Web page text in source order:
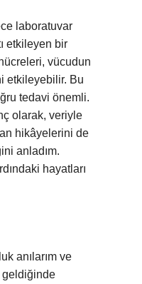
laboratuvar
etkileyen bir
vücudun
etkileyebilir. Bu
tedavi önemli.
olarak, veriyle
hikâyelerini de
anladım.
hayatları
anılarım ve
geldiğinde